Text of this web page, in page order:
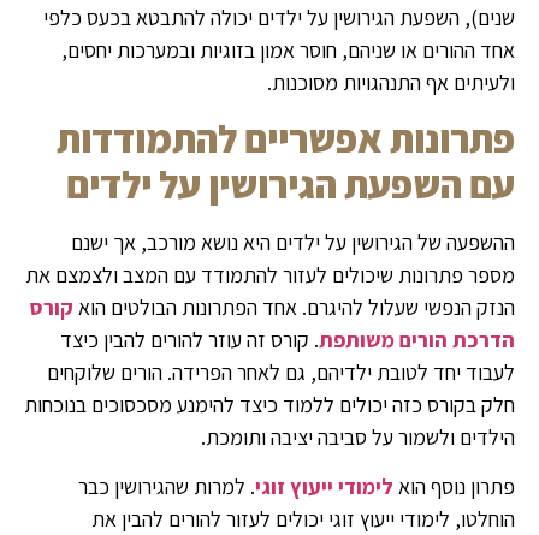
שנים), השפעת הגירושין על ילדים יכולה להתבטא בכעס כלפי
אחד ההורים או שניהם, חוסר אמון בזוגיות ובמערכות יחסים,
ולעיתים אף התנהגויות מסוכנות.
פתרונות אפשריים להתמודדות
עם השפעת הגירושין על ילדים
ההשפעה של הגירושין על ילדים היא נושא מורכב, אך ישנם
מספר פתרונות שיכולים לעזור להתמודד עם המצב ולצמצם את
הנזק הנפשי שעלול להיגרם. אחד הפתרונות הבולטים הוא קורס
הדרכת הורים משותפת. קורס זה עוזר להורים להבין כיצד
לעבוד יחד לטובת ילדיהם, גם לאחר הפרידה. הורים שלוקחים
חלק בקורס כזה יכולים ללמוד כיצד להימנע מסכסוכים בנוכחות
הילדים ולשמור על סביבה יציבה ותומכת.
פתרון נוסף הוא לימודי ייעוץ זוגי. למרות שהגירושין כבר
הוחלטו, לימודי ייעוץ זוגי יכולים לעזור להורים להבין את